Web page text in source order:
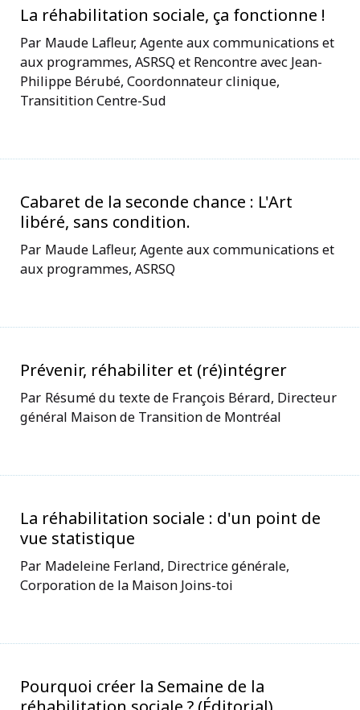
La réhabilitation sociale, ça fonctionne !
Maude Lafleur, Agente aux communications et
aux programmes, ASRSQ et Rencontre avec Jean-
Philippe Bérubé, Coordonnateur clinique,
Transitition Centre-Sud
Cabaret de la seconde chance : L'Art
libéré, sans condition.
Maude Lafleur, Agente aux communications et
aux programmes, ASRSQ
Prévenir, réhabiliter et (ré)intégrer
Résumé du texte de François Bérard, Directeur
général Maison de Transition de Montréal
La réhabilitation sociale : d'un point de
vue statistique
Madeleine Ferland, Directrice générale,
Corporation de la Maison Joins-toi
Pourquoi créer la Semaine de la